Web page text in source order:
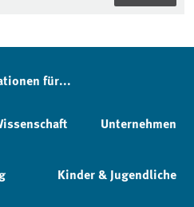
für...
Unternehmen
Kinder & Jugendliche